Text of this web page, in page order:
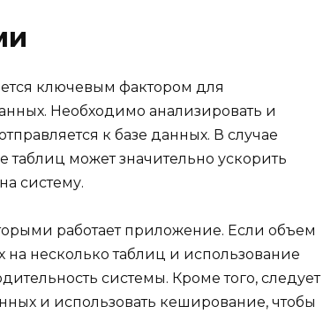
ключевым фактором для
Необходимо анализировать и
к базе данных. В случае
может значительно ускорить
систему.
работает приложение. Если объем
несколько таблиц и использование
системы. Кроме того, следует
и использовать кеширование, чтобы